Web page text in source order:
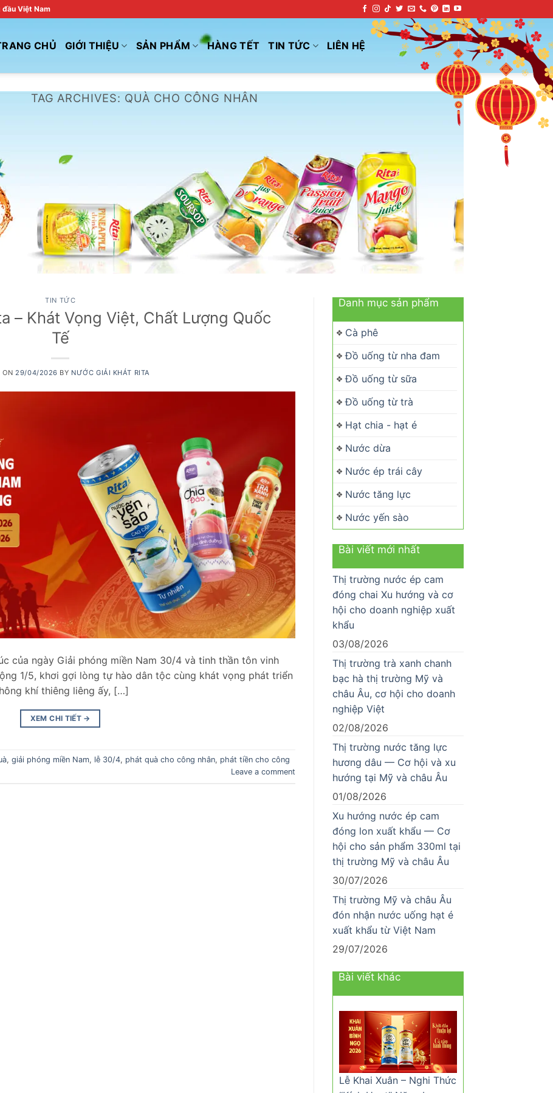
Việt Nam
CHỦ GIỚI THIỆU SẢN PHẨM HÀNG TẾT TIN TỨC LIÊN HỆ
TAG ARCHIVES: QUÀ CHO CÔNG NHÂN
TIN TỨC
– Khát Vọng Việt, Chất Lượng Quốc
Tế
ON 29/04/2026 BY NƯỚC GIẢI KHÁT RITA
của ngày Giải phóng miền Nam 30/4 và tinh thần tôn vinh
1/5, khơi gợi lòng tự hào dân tộc cùng khát vọng phát triển
khí thiêng liêng ấy, […]
XEM CHI TIẾT →
, giải phóng miền Nam, lễ 30/4, phát quà cho công nhân, phát tiền cho công
Leave a comment
Danh mục sản phẩm
Cà phê
Đồ uống từ nha đam
Đồ uống từ sữa
Đồ uống từ trà
Hạt chia - hạt é
Nước dừa
Nước ép trái cây
Nước tăng lực
Nước yến sào
Bài viết mới nhất
Thị trường nước ép cam
đóng chai Xu hướng và cơ
hội cho doanh nghiệp xuất
khẩu
03/08/2026
Thị trường trà xanh chanh
bạc hà thị trường Mỹ và
châu Âu, cơ hội cho doanh
nghiệp Việt
02/08/2026
Thị trường nước tăng lực
hương dâu — Cơ hội và xu
hướng tại Mỹ và châu Âu
01/08/2026
Xu hướng nước ép cam
đóng lon xuất khẩu — Cơ
hội cho sản phẩm 330ml tại
thị trường Mỹ và châu Âu
30/07/2026
Thị trường Mỹ và châu Âu
đón nhận nước uống hạt é
xuất khẩu từ Việt Nam
29/07/2026
Bài viết khác
Lễ Khai Xuân – Nghi Thức